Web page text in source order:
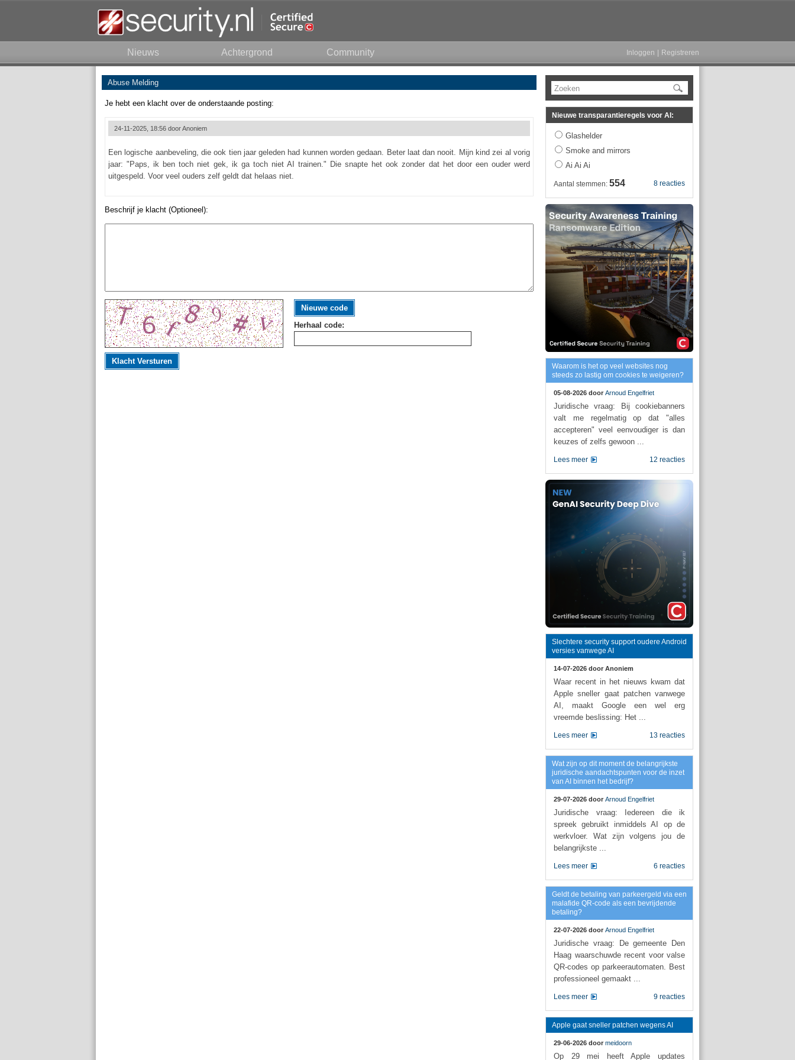
Nieuws Achtergrond Community Inloggen Registreren
Abuse Melding
Je hebt een klacht over de onderstaande posting:
24-11-2025, 18:56 doorAnoniem
Een logische aanbeveling, die ook tien jaar geleden had kunnen worden gedaan. Beter laat dan nooit. Mijn kind zei al vorig
jaar: "Paps, ik ben toch niet gek, ik ga toch niet AI trainen." Die snapte het ook zonder dat het door een ouder werd
uitgespeld. Voor veel ouders zelf geldt dat helaas niet.
Beschrijf je klacht (Optioneel):
Nieuwe code
Herhaal code:
Klacht Versturen
Zoeken
Nieuwe transparantieregels voor AI:
Glashelder
Smoke and mirrors
Ai Ai Ai
8 reacties
Aantal stemmen: 554
Waarom is het op veel websites nog
steeds zo lastig om cookies te weigeren?
05-08-2026 door Arnoud Engelfriet
Juridische vraag: Bij cookiebanners
valt me regelmatig op dat "alles
accepteren" veel eenvoudiger is dan
keuzes of zelfs gewoon ...
12 reacties
Lees meer
Slechtere security support oudere Android
versies vanwege AI
14-07-2026 door Anoniem
Waar recent in het nieuws kwam dat
Apple sneller gaat patchen vanwege
AI, maakt Google een wel erg
vreemde beslissing: Het ...
13 reacties
Lees meer
Wat zijn op dit moment de belangrijkste
juridische aandachtspunten voor de inzet
van AI binnen het bedrijf?
29-07-2026 door Arnoud Engelfriet
Juridische vraag: Iedereen die ik
spreek gebruikt inmiddels AI op de
werkvloer. Wat zijn volgens jou de
belangrijkste ...
6 reacties
Lees meer
Geldt de betaling van parkeergeld via een
malafide QR-code als een bevrijdende
betaling?
22-07-2026 door Arnoud Engelfriet
Juridische vraag: De gemeente Den
Haag waarschuwde recent voor valse
QR-codes op parkeerautomaten. Best
professioneel gemaakt ...
9 reacties
Lees meer
Apple gaat sneller patchen wegens AI
29-06-2026 door meidoorn
Op 29 mei heeft Apple updates